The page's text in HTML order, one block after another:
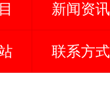
新闻资讯
联系方式